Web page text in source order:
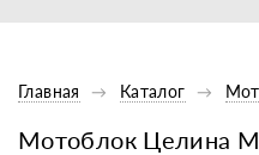
Главная Каталог
Мотоблок Целина